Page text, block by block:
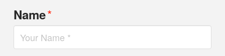
Name*